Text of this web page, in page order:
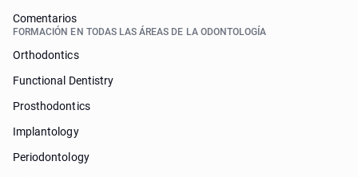
Comentarios
FORMACIÓN EN TODAS LAS ÁREAS DE LA ODONTOLOGÍA
Orthodontics
Functional Dentistry
Prosthodontics
Implantology
Periodontology